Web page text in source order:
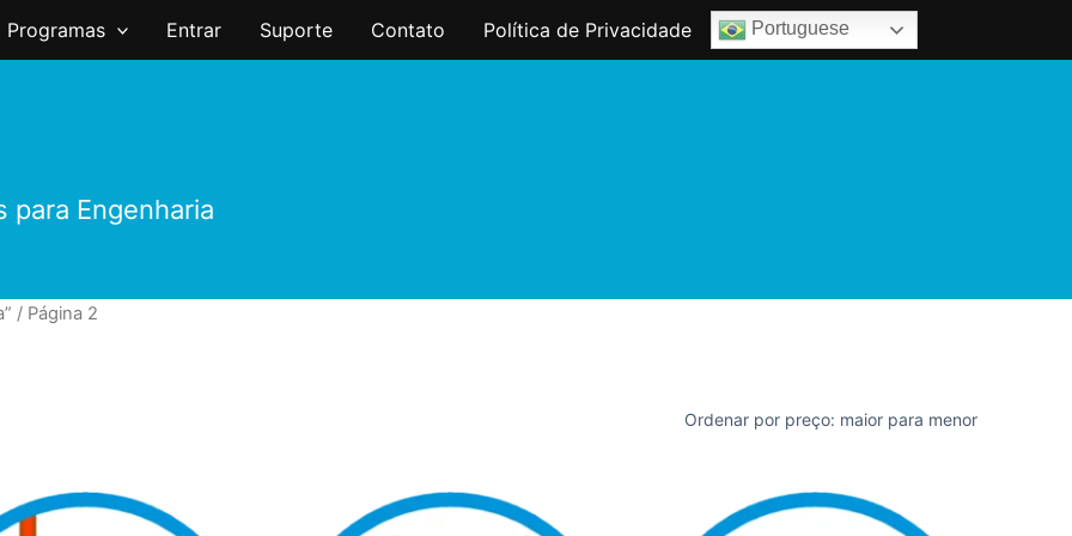
Programas Entrar Suporte Contato Política de Privacidade Portuguese
para Engenharia
/ Página 2